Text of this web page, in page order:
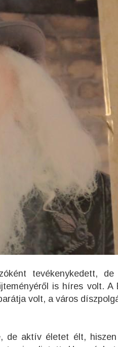
tevékenykedett,
is híres volt. A
volt, a város
de aktív életet élt, hiszen